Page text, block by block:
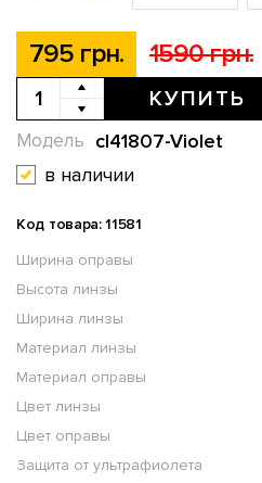
795 грн. 1590 грн.
КУПИТЬ
cl41807-Violet
Модель
в наличии
Код товара: 11581
Ширина оправы
Высота линзы
Ширина линзы
Материал линзы
Материал оправы
Цвет линзы
Цвет оправы
Защита от ультрафиолета